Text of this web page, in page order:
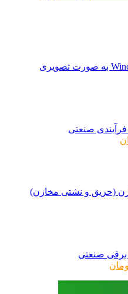
صنعتی
و نشتی مخازن)
صنعتی
قیمت